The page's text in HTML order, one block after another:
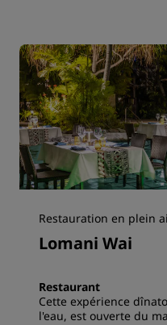
Restauration en plein
Lomani Wai
Restaurant
Cette expérience
l'eau, est ouverte du